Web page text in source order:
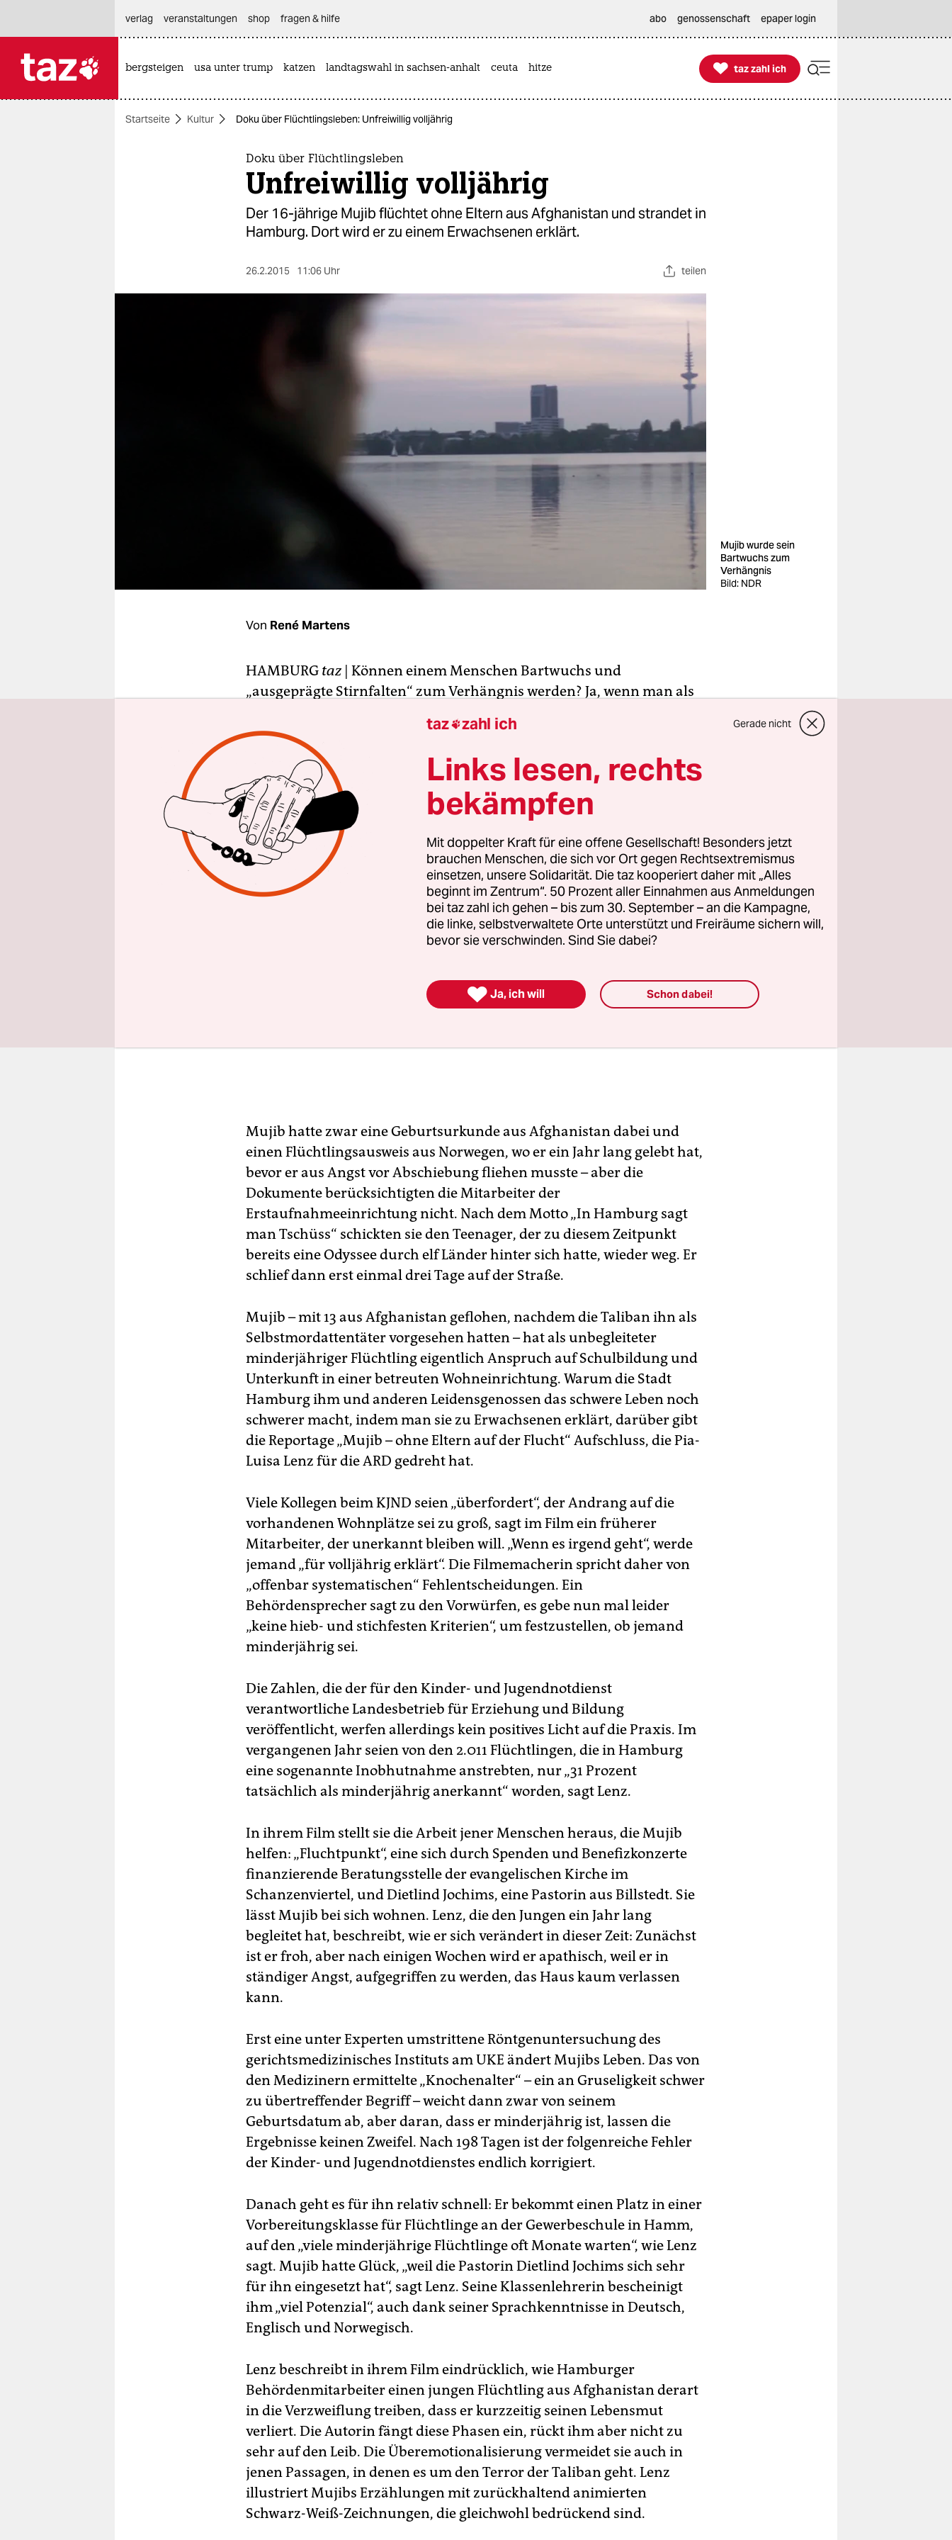
themen
verlag
veranstaltungen shop fragen & hilfe abo genossenschaft epaper login
bergsteigen usa unter trump katzen landtagswahl in sachsen-anhalt ceuta hitze 
taz zahl ich
taz zahl ich
Startseite Kultur Doku über Flüchtlingsleben: Unfreiwillig volljährig
Doku über Flüchtlingsleben
Unfreiwillig volljährig
Der 16-jährige Mujib flüchtet ohne Eltern aus Afghanistan und strandet in
Hamburg. Dort wird er zu einem Erwachsenen erklärt.
26.2.2015 11:06 Uhr teilen
Mujib wurde sein
Bartwuchs zum
Verhängnis
Bild: NDR
Von René Martens
HAMBURG taz | Können einem Menschen Bartwuchs und
„ausgeprägte Stirnfalten“ zum Verhängnis werden? Ja, wenn man als
in Hamburg gerät.
Mujib, einem Jungen aus Afghanistan, ist dies dort 2014 widerfahren,
als er im Alter von 16 Jahren hierher kam. Bei einer zehnminütigen
„Inaugenscheinnahme“ stufte ihn das dortige Fachpersonal aufgrund
diverser äußerer Merkmale als volljährig ein.
Mujib hatte zwar eine Geburtsurkunde aus Afghanistan dabei und
einen Flüchtlingsausweis aus Norwegen, wo er ein Jahr lang gelebt hat,
bevor er aus Angst vor Abschiebung fliehen musste – aber die
Dokumente berücksichtigten die Mitarbeiter der
Erstaufnahmeeinrichtung nicht. Nach dem Motto „In Hamburg sagt
man Tschüss“ schickten sie den Teenager, der zu diesem Zeitpunkt
bereits eine Odyssee durch elf Länder hinter sich hatte, wieder weg. Er
schlief dann erst einmal drei Tage auf der Straße.
Mujib – mit 13 aus Afghanistan geflohen, nachdem die Taliban ihn als
Selbstmordattentäter vorgesehen hatten – hat als unbegleiteter
minderjähriger Flüchtling eigentlich Anspruch auf Schulbildung und
Unterkunft in einer betreuten Wohneinrichtung. Warum die Stadt
Hamburg ihm und anderen Leidensgenossen das schwere Leben noch
schwerer macht, indem man sie zu Erwachsenen erklärt, darüber gibt
die Reportage „Mujib – ohne Eltern auf der Flucht“ Aufschluss, die Pia-
Luisa Lenz für die ARD gedreht hat.
Viele Kollegen beim KJND seien „überfordert“, der Andrang auf die
vorhandenen Wohnplätze sei zu groß, sagt im Film ein früherer
Mitarbeiter, der unerkannt bleiben will. „Wenn es irgend geht“, werde
jemand „für volljährig erklärt“. Die Filmemacherin spricht daher von
„offenbar systematischen“ Fehlentscheidungen. Ein
Behördensprecher sagt zu den Vorwürfen, es gebe nun mal leider
„keine hieb- und stichfesten Kriterien“, um festzustellen, ob jemand
minderjährig sei.
Die Zahlen, die der für den Kinder- und Jugendnotdienst
verantwortliche Landesbetrieb für Erziehung und Bildung
veröffentlicht, werfen allerdings kein positives Licht auf die Praxis. Im
vergangenen Jahr seien von den 2.011 Flüchtlingen, die in Hamburg
eine sogenannte Inobhutnahme anstrebten, nur „31 Prozent
tatsächlich als minderjährig anerkannt“ worden, sagt Lenz.
In ihrem Film stellt sie die Arbeit jener Menschen heraus, die Mujib
helfen: „Fluchtpunkt“, eine sich durch Spenden und Benefizkonzerte
finanzierende Beratungsstelle der evangelischen Kirche im
Schanzenviertel, und Dietlind Jochims, eine Pastorin aus Billstedt. Sie
lässt Mujib bei sich wohnen. Lenz, die den Jungen ein Jahr lang
begleitet hat, beschreibt, wie er sich verändert in dieser Zeit: Zunächst
ist er froh, aber nach einigen Wochen wird er apathisch, weil er in
ständiger Angst, aufgegriffen zu werden, das Haus kaum verlassen
kann.
Erst eine unter Experten umstrittene Röntgenuntersuchung des
gerichtsmedizinisches Instituts am UKE ändert Mujibs Leben. Das von
den Medizinern ermittelte „Knochenalter“ – ein an Gruseligkeit schwer
zu übertreffender Begriff – weicht dann zwar von seinem
Geburtsdatum ab, aber daran, dass er minderjährig ist, lassen die
Ergebnisse keinen Zweifel. Nach 198 Tagen ist der folgenreiche Fehler
der Kinder- und Jugendnotdienstes endlich korrigiert.
Danach geht es für ihn relativ schnell: Er bekommt einen Platz in einer
Vorbereitungsklasse für Flüchtlinge an der Gewerbeschule in Hamm,
auf den „viele minderjährige Flüchtlinge oft Monate warten“, wie Lenz
sagt. Mujib hatte Glück, „weil die Pastorin Dietlind Jochims sich sehr
für ihn eingesetzt hat“, sagt Lenz. Seine Klassenlehrerin bescheinigt
ihm „viel Potenzial“, auch dank seiner Sprachkenntnisse in Deutsch,
Englisch und Norwegisch.
Lenz beschreibt in ihrem Film eindrücklich, wie Hamburger
Behördenmitarbeiter einen jungen Flüchtling aus Afghanistan derart
in die Verzweiflung treiben, dass er kurzzeitig seinen Lebensmut
verliert. Die Autorin fängt diese Phasen ein, rückt ihm aber nicht zu
sehr auf den Leib. Die Überemotionalisierung vermeidet sie auch in
jenen Passagen, in denen es um den Terror der Taliban geht. Lenz
illustriert Mujibs Erzählungen mit zurückhaltend animierten
Schwarz-Weiß-Zeichnungen, die gleichwohl bedrückend sind.
taz zahl ich Gerade nicht
Links lesen, rechts
bekämpfen
Mit doppelter Kraft für eine offene Gesellschaft! Besonders jetzt
brauchen Menschen, die sich vor Ort gegen Rechtsextremismus
einsetzen, unsere Solidarität. Die taz kooperiert daher mit „Alles
beginnt im Zentrum“. 50 Prozent aller Einnahmen aus Anmeldungen
bei taz zahl ich gehen – bis zum 30. September – an die Kampagne,
die linke, selbstverwaltete Orte unterstützt und Freiräume sichern will,
bevor sie verschwinden. Sind Sie dabei?
 Ja, ich will Schon dabei!